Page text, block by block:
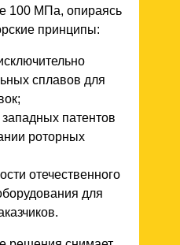
100 МПа, опираясь
принципы:
сплавов для
патентов
роторных
отечественного
для